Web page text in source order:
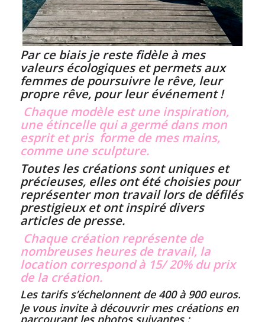
Par ce biais je reste fidèle à mes
valeurs écologiques et permets aux
femmes de poursuivre le rêve, leur
propre rêve, pour leur événement !
Chaque modèle est une inspiration,
une étincelle qui a germé dans mon
esprit et pris forme de mes mains,
comme une sculpture.
Toutes les créations sont uniques et
précieuses, elles ont été choisies pour
représenter mon travail lors de défilés
prestigieux et ont inspiré divers
articles de presse.
Chaque création représente de
nombreuses heures de travail, la
location correspond à 15/ 20% du prix
de la création.
Les tarifs s’échelonnent de 400 à 900 euros.
Je vous invite à découvrir mes créations en
parcourant les photos suivantes :